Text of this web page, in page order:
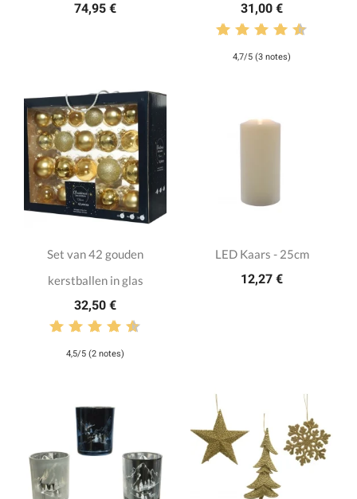
74,95 € 31,00 €
4,7/5 (3 notes)
Set van 42 gouden
kerstballen in glas
32,50 €
4,5/5 (2 notes)
LED Kaars - 25cm
12,27 €